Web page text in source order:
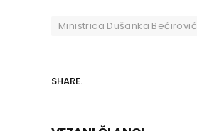
Ministrica Dušanka Bećirović
SHARE.